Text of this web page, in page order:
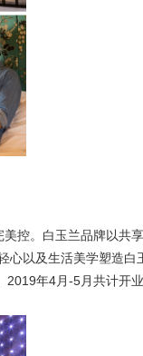
控。白玉兰品牌以共
心以及生活美学塑造白
2019年4月-5月共计开